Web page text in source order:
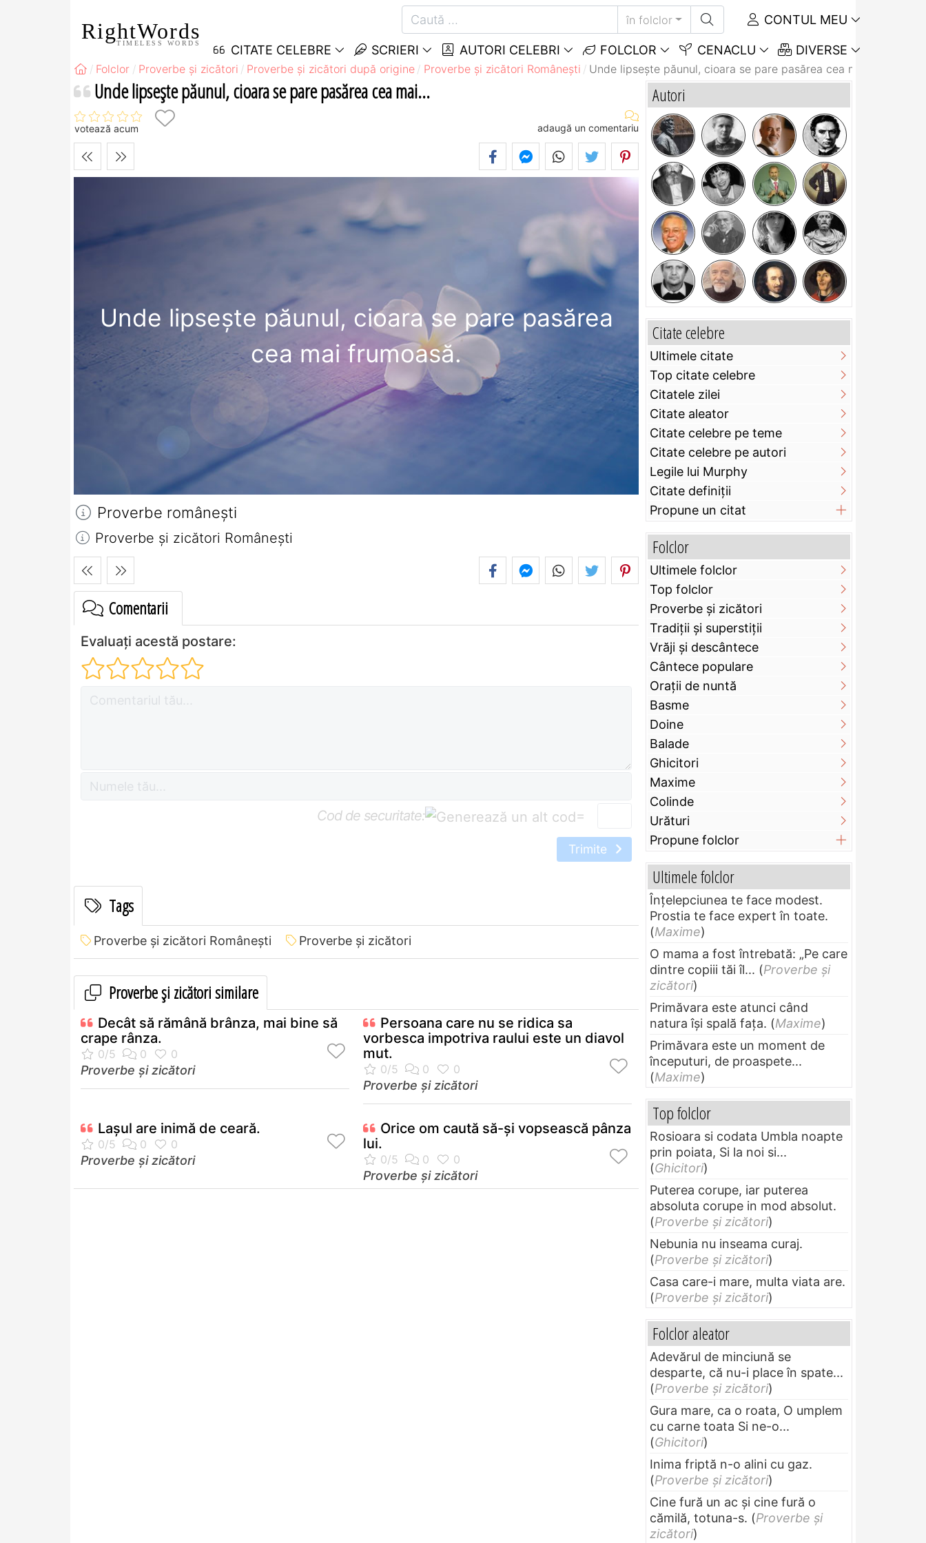
RightWords
TIMELESS WORDS
în folclor CONTUL MEU
CITATE CELEBRE SCRIERI AUTORI CELEBRI FOLCLOR CENACLU DIVERSE
Folclor Proverbe și zicători Proverbe și zicători după origine Proverbe și zicători Româneşti Unde lipseşte păunul, cioara se pare pasărea cea mai...
Unde lipseşte păunul, cioara se pare pasărea cea mai...
votează acum adaugă un comentariu
Unde lipseşte păunul, cioara se pare pasărea
cea mai frumoasă.
Proverbe româneşti
Proverbe și zicători Româneşti
Comentarii
Evaluați acestă postare:
Cod de securitate: =
Trimite
Tags
Proverbe și zicători Româneşti Proverbe și zicători
Proverbe și zicători similare
Decât să rămână brânza, mai bine să
crape rânza.
Proverbe și zicători
Persoana care nu se ridica sa
vorbesca impotriva raului este un diavol
mut.
Proverbe și zicători
Laşul are inimă de ceară.
Proverbe și zicători
Orice om caută să-şi vopsească pânza
lui.
Proverbe și zicători
Autori
Citate celebre
Ultimele citate
Top citate celebre
Citatele zilei
Citate aleator
Citate celebre pe teme
Citate celebre pe autori
Legile lui Murphy
Citate definiţii
Propune un citat
Folclor
Ultimele folclor
Top folclor
Proverbe și zicători
Tradiții și superstiții
Vrăji și descântece
Cântece populare
Orații de nuntă
Basme
Doine
Balade
Ghicitori
Maxime
Colinde
Urături
Propune folclor
Ultimele folclor
Înțelepciunea te face modest.
Prostia te face expert în toate.
(Maxime)
O mama a fost întrebată: „Pe care
dintre copiii tăi îl... (Proverbe și
zicători)
Primăvara este atunci când
natura își spală fața. (Maxime)
Primăvara este un moment de
începuturi, de proaspete...
(Maxime)
Top folclor
Rosioara si codata Umbla noapte
prin poiata, Si la noi si...
(Ghicitori)
Puterea corupe, iar puterea
absoluta corupe in mod absolut.
(Proverbe și zicători)
Nebunia nu inseama curaj.
(Proverbe și zicători)
Casa care-i mare, multa viata are.
(Proverbe și zicători)
Folclor aleator
Adevărul de minciună se
desparte, că nu-i place în spate...
(Proverbe și zicători)
Gura mare, ca o roata, O umplem
cu carne toata Si ne-o...
(Ghicitori)
Inima friptă n-o alini cu gaz.
(Proverbe și zicători)
Cine fură un ac şi cine fură o
cămilă, totuna-s. (Proverbe și
zicători)